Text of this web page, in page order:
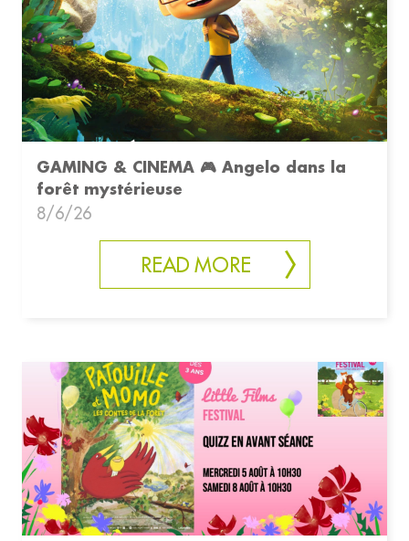
GAMING & CINEMA 🎮 Angelo dans la
forêt mystérieuse
8/6/26
READ MORE